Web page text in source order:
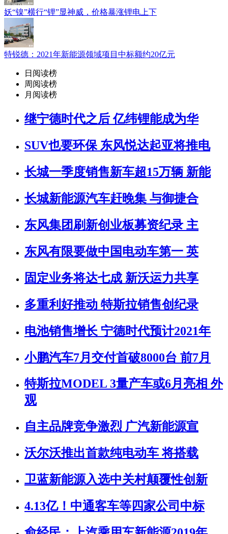
妖“镍”横行“锂”显神威，价格暴涨锂电上下
特锐德：2021年新能源领域项目中标额约20亿元
日阅读榜
周阅读榜
月阅读榜
继宁德时代之后 亿纬锂能成为华
SUV也要环保 东风悦达起亚将推电
长城一季度销售新车超15万辆 新能
长城新能源汽车赶晚集 与御捷合
东风集团刷新创业板募资纪录 主
东风有限要做中国电动车第一 英
固定业务将达七成 新沃运力共享
多重利好推动 特斯拉销售创纪录
电池销售增长 宁德时代预计2021年
小鹏汽车7月交付首破8000台 前7月
特斯拉MODEL 3量产车或6月亮相 外
观
自主品牌竞争激烈 广汽新能源宣
沃尔沃推出首款纯电动车 将搭载
卫蓝新能源入选中关村颠覆性创新
4.13亿！中通客车等四家公司中标